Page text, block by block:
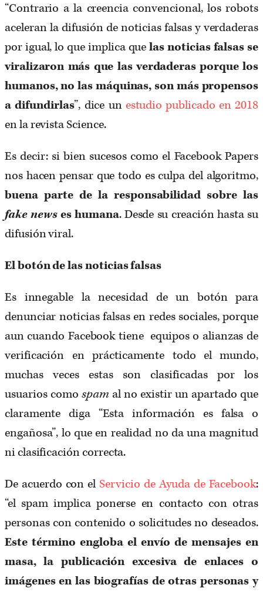
“Contrario a la creencia convencional, los robots
aceleran la difusión de noticias falsas y verdaderas
por igual, lo que implica quelas noticias falsas se
viralizaron más que las verdaderas porque los
humanos, no las máquinas, son más propensos
a difundirlas”, dice un estudio publicado en 2018
en la revista Science.
Es decir: si bien sucesos como el Facebook Papers
nos hacen pensar que todo es culpa del algoritmo,
buena parte de la responsabilidad sobre las
fake newses humana. Desde su creación hasta su
difusión viral.
El botón de las noticias falsas
Es innegable la necesidad de un botón para
denunciar noticias falsas en redes sociales, porque
aun cuando Facebook tiene equipos o alianzas de
verificación en prácticamente todo el mundo,
muchas veces estas son clasificadas por los
usuarios como spam al no existir un apartado que
claramente diga “Esta información es falsa o
engañosa”, lo que en realidad no da una magnitud
ni clasificación correcta.
De acuerdo con el Servicio de Ayuda de Facebook:
“el spam implica ponerse en contacto con otras
personas con contenido o solicitudes no deseados.
Este término engloba el envío de mensajes en
masa, la publicación excesiva de enlaces o
imágenes en las biografías de otras personas y